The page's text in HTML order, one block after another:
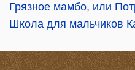
Грязное мамбо, или
Школа для мальчиков